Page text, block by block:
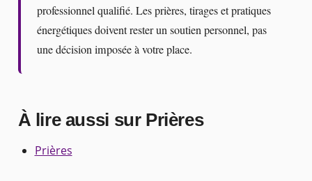
professionnel qualifié. Les prières, tirages et pratiques
énergétiques doivent rester un soutien personnel, pas
une décision imposée à votre place.
À lire aussi sur Prières
Prières